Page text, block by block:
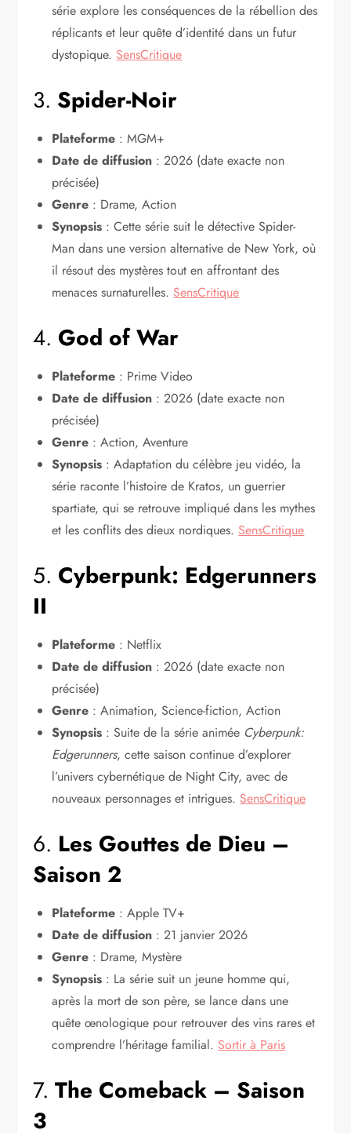
série explore les conséquences de la rébellion des
réplicants et leur quête d’identité dans un futur
dystopique. SensCritique
3. Spider-Noir
Plateforme : MGM+
Date de diffusion : 2026 (date exacte non
précisée)
Genre : Drame, Action
Synopsis : Cette série suit le détective Spider-
Man dans une version alternative de New York, où
il résout des mystères tout en affrontant des
menaces surnaturelles. SensCritique
4. God of War
Plateforme : Prime Video
Date de diffusion : 2026 (date exacte non
précisée)
Genre : Action, Aventure
Synopsis : Adaptation du célèbre jeu vidéo, la
série raconte l’histoire de Kratos, un guerrier
spartiate, qui se retrouve impliqué dans les mythes
et les conflits des dieux nordiques. SensCritique
5. Cyberpunk: Edgerunners
II
Plateforme : Netflix
Date de diffusion : 2026 (date exacte non
précisée)
Genre : Animation, Science-fiction, Action
Synopsis : Suite de la série animée Cyberpunk:
Edgerunners, cette saison continue d’explorer
l’univers cybernétique de Night City, avec de
nouveaux personnages et intrigues. SensCritique
6. Les Gouttes de Dieu –
Saison 2
Plateforme : Apple TV+
Date de diffusion : 21 janvier 2026
Genre : Drame, Mystère
Synopsis : La série suit un jeune homme qui,
après la mort de son père, se lance dans une
quête œnologique pour retrouver des vins rares et
comprendre l’héritage familial. Sortir à Paris
7.The Comeback – Saison
3